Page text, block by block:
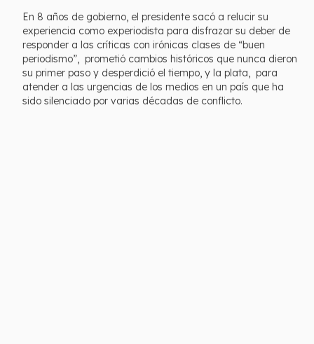
En 8 años de gobierno, el presidente sacó a relucir su
experiencia como experiodista para disfrazar su deber de
responder a las críticas con irónicas clases de “buen
periodismo”, prometió cambios históricos que nunca dieron
su primer paso y desperdició el tiempo, y la plata, para
atender a las urgencias de los medios en un país que ha
sido silenciado por varias décadas de conflicto.